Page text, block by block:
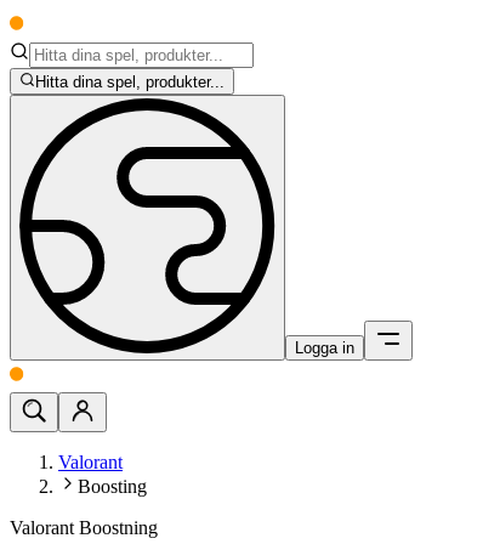
Hitta dina spel, produkter...
Logga in
Valorant
Boosting
Valorant Boostning